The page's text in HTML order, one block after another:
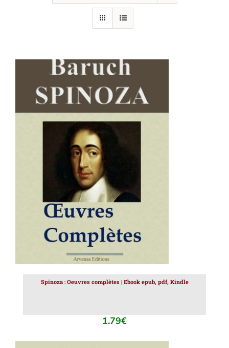
AJOUTER AU PANIER
Spinoza : Oeuvres complètes | Ebook epub, pdf, Kindle
1.79€